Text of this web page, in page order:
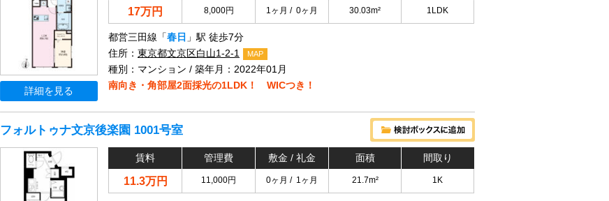
詳細を見る
17万円 8,000円 1ヶ月 / 0ヶ月 30.03m² 1LDK
都営三田線「 春日 」駅 徒歩7分
住所： 東京都文京区白山1-2-1 MAP
種別：マンション / 築年月：2022年01月
南向き・角部屋2面採光の1LDK！ WICつき！
フォルトゥナ文京後楽園 1001号室
賃料 管理費 敷金 / 礼金 面積 間取り
11.3万円 11,000円 0ヶ月 / 1ヶ月 21.7m² 1K